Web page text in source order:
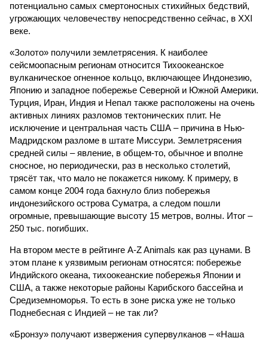
потенциально самых смертоносных стихийных бедствий,
угрожающих человечеству непосредственно сейчас, в XXI
веке.
«Золото» получили землетрясения. К наиболее
сейсмоопасным регионам относится Тихоокеанское
вулканическое огненное кольцо, включающее Индонезию,
Японию и западное побережье Северной и Южной Америки.
Турция, Иран, Индия и Непал также расположены на очень
активных линиях разломов тектонических плит. Не
исключение и центральная часть США – причина в Нью-
Мадридском разломе в штате Миссури. Землетрясения
средней силы – явление, в общем-то, обычное и вполне
сносное, но периодически, раз в несколько столетий,
трясёт так, что мало не покажется никому. К примеру, в
самом конце 2004 года бахнуло близ побережья
индонезийского острова Суматра, а следом пошли
огромные, превышающие высоту 15 метров, волны. Итог –
250 тыс. погибших.
На втором месте в рейтинге A-Z Animals как раз цунами. В
этом плане к уязвимым регионам относятся: побережье
Индийского океана, тихо­океанские побережья Японии и
США, а также некоторые районы Карибского бассейна и
Средиземноморья. То есть в зоне риска уже не только
Поднебесная с Индией – не так ли?
«Бронзу» получают извержения супервулканов – «Наша